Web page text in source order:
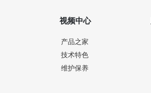
视频中心
产品之家
技术特色
维护保养